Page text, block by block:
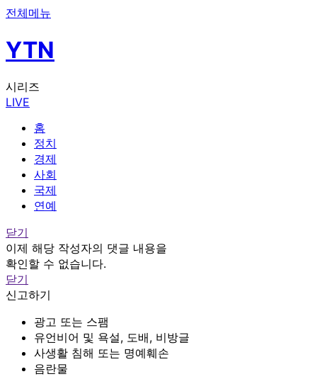
전체메뉴
YTN
시리즈
LIVE
홈
정치
경제
사회
국제
연예
닫기
이제 해당 작성자의 댓글 내용을
확인할 수 없습니다.
닫기
신고하기
광고 또는 스팸
유언비어 및 욕설, 도배, 비방글
사생활 침해 또는 명예훼손
음란물